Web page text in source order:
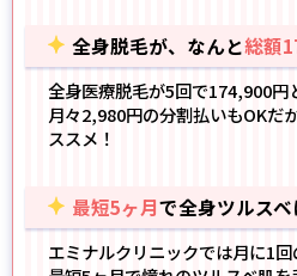
全身脱毛が、なんと総額
全身医療脱毛が5回で174,900円
月々2,980円の分割払いもOKだ
ススメ！
最短5ヶ月で全身ツルスベ
エミナルクリニックでは月に1回